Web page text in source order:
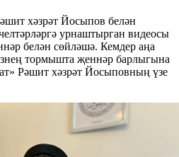
хәзрәт Йосыпов белән
урнаштырган видеосы
белән сөйләшә. Кемдер аңа
тормышта җеннәр барлыгына
Рәшит хәзрәт Йосыповның үзе